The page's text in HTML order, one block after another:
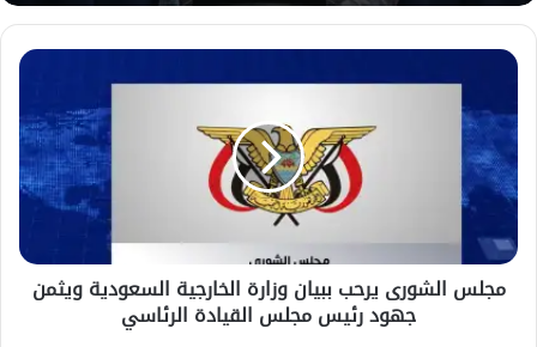
مجلس
يرحب
ببيان
وزارة
الخارجية
السعودية
ويثمن
جهود
رئيس
مجلس الشورى يرحب ببيان وزارة الخارجية السعودية ويثمن
جهود رئيس مجلس القيادة الرئاسي